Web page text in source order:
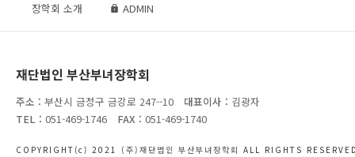
장학회 소개 ADMIN
재단법인 부산부녀장학회
주소 : 부산시 금정구 금강로 247--10 대표이사 : 김광자
TEL : 051-469-1746 FAX : 051-469-1740
COPYRIGHT(c) 2021 (주)재단법인 부산부녀장학회 ALL RIGHTS